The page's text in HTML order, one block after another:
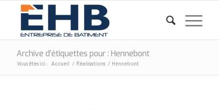
Archive d’étiquettes pour : Hennebont
Vous êtes ici : Accueil / Réalisations / Hennebont